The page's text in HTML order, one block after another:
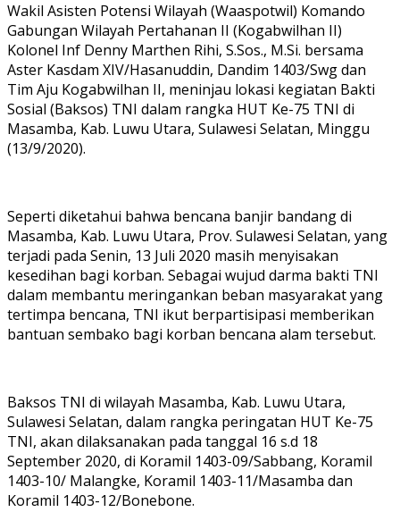
Wakil Asisten Potensi Wilayah (Waaspotwil) Komando
Gabungan Wilayah Pertahanan II (Kogabwilhan II)
Kolonel Inf Denny Marthen Rihi, S.Sos., M.Si. bersama
Aster Kasdam XIV/Hasanuddin, Dandim 1403/Swg dan
Tim Aju Kogabwilhan II, meninjau lokasi kegiatan Bakti
Sosial (Baksos) TNI dalam rangka HUT Ke-75 TNI di
Masamba, Kab. Luwu Utara, Sulawesi Selatan, Minggu
(13/9/2020).
Seperti diketahui bahwa bencana banjir bandang di
Masamba, Kab. Luwu Utara, Prov. Sulawesi Selatan, yang
terjadi pada Senin, 13 Juli 2020 masih menyisakan
kesedihan bagi korban. Sebagai wujud darma bakti TNI
dalam membantu meringankan beban masyarakat yang
tertimpa bencana, TNI ikut berpartisipasi memberikan
bantuan sembako bagi korban bencana alam tersebut.
Baksos TNI di wilayah Masamba, Kab. Luwu Utara,
Sulawesi Selatan, dalam rangka peringatan HUT Ke-75
TNI, akan dilaksanakan pada tanggal 16 s.d 18
September 2020, di Koramil 1403-09/Sabbang, Koramil
1403-10/ Malangke, Koramil 1403-11/Masamba dan
Koramil 1403-12/Bonebone.